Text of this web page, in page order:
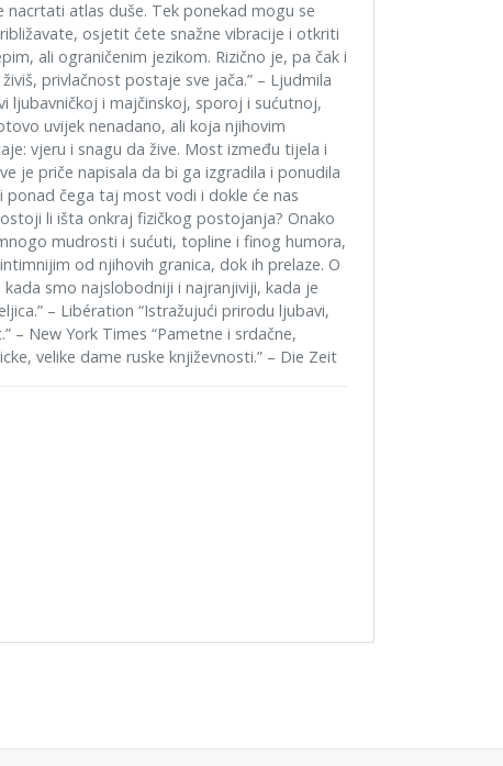
atlas duše. Tek ponekad mogu se
osjetit ćete snažne vibracije i otkriti
ali ograničenim jezikom. Rizično je, pa čak i
privlačnost postaje sve jača.” – Ljudmila
ljubavničkoj i majčinskoj, sporoj i sućutnoj,
uvijek nenadano, ali koja njihovim
vjeru i snagu da žive. Most između tijela i
je priče napisala da bi ga izgradila i ponudila
čega taj most vodi i dokle će nas
li išta onkraj fizičkog postojanja? Onako
mudrosti i sućuti, topline i finog humora,
od njihovih granica, dok ih prelaze. O
smo najslobodniji i najranjiviji, kada je
– Libération “Istražujući prirodu ljubavi,
– New York Times “Pametne i srdačne,
velike dame ruske književnosti.” – Die Zeit